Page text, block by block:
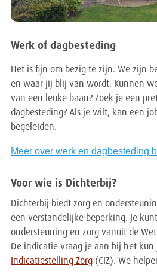
Werk of dagbesteding
Het is fijn om bezig te zijn. We zijn
en waar jij blij van wordt. Kunnen
van een leuke baan? Zoek je een
dagbesteding? Als je wilt, kan een
begeleiden.
Meer over werk en dagbesteding
Voor wie is Dichterbij?
Dichterbij biedt zorg en
een verstandelijke beperking. Je
ondersteuning en zorg vanuit de
De indicatie vraag je aan bij het kun
Indicatiestelling Zorg (CIZ). We